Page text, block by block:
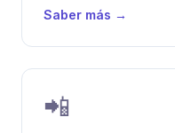
Saber más →
📲